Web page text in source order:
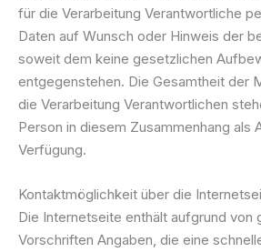
für die Verarbeitung Verantwortliche
Daten auf Wunsch oder Hinweis der
soweit dem keine gesetzlichen
entgegenstehen. Die Gesamtheit der
die Verarbeitung Verantwortlichen
Person in diesem Zusammenhang als
Verfügung.
Kontaktmöglichkeit über die
Die Internetseite enthält aufgrund von
Vorschriften Angaben, die eine